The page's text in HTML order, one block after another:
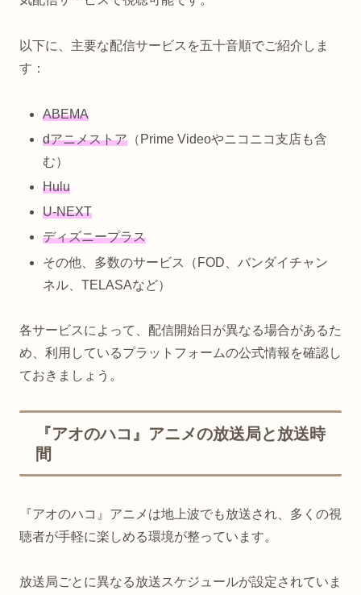
以下に、主要な配信サービスを五十音順でご紹介しま
す：
ABEMA
dアニメストア （Prime Videoやニコニコ支店も含
む）
Hulu
U-NEXT
ディズニープラス
その他、多数のサービス（FOD、バンダイチャン
ネル、TELASAなど）
各サービスによって、配信開始日が異なる場合があるた
め、利用しているプラットフォームの公式情報を確認し
ておきましょう。
『アオのハコ』アニメの放送局と放送時
間
『アオのハコ』アニメは地上波でも放送され、多くの視
聴者が手軽に楽しめる環境が整っています。
放送局ごとに異なる放送スケジュールが設定されていま